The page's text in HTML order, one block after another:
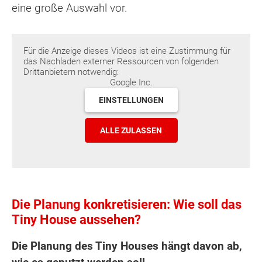
Für die Anzeige dieses Videos ist eine Zustimmung für
das Nachladen externer Ressourcen von folgenden
Drittanbietern notwendig:
Google Inc.
EINSTELLUNGEN
ALLE ZULASSEN
eine große Auswahl vor.
Die Planung konkretisieren: Wie soll das
Tiny House aussehen?
Die Planung des Tiny Houses hängt davon ab,